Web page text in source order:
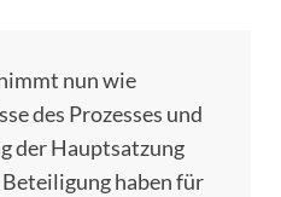
nun wie
des Prozesses und
der Hauptsatzung
haben für